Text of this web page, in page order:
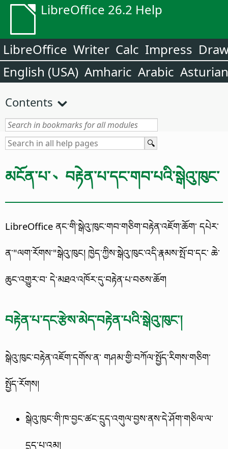
LibreOffice 26.2 Help
LibreOffice Writer Calc Impress
English (USA) Amharic Arabic Asturian
Contents
མངོན་པ་、བརྟེན་པ་དང་གབ་པའི་སྒེའུ་ཁུང་
LibreOffice ནང་གི་སྒེའུ་ཁུང་གབ་གཅིག་བརྟེན་འཇོག་ཆོག་ དཔེར་
ན་"ལག་རོགས་"སྒེའུ་ཁུང། ཁྱེད་ཀྱིས་སྒེའུ་ཁུང་འདི་རྣམས་སྤོ་བ་དང་ ཆེ་
ཆུང་འགྱུར་བ་ དེ་མཐའ་འཁོར་དུ་བརྟེན་པ་བཅས་ཆོག
བརྟེན་པ་དང་རྩེས་མེད་བརྟེན་པའི་སྒེའུ་ཁུང་།
སྒེའུ་ཁུང་བརྟེན་འཇོག་དགོས་ན་ གཤམ་གྱི་བཀོལ་སྤྱོད་རིགས་གཅིག་
སྤྱོད་རོགས།
སྒེའུ་ཁུང་གི་ཁ་བྱང་ཚང་དྲུད་འགུལ་བྱས་ནས་དེ་ཤོག་གཅིལ་ལ་
དྲུད་པ་འམ།